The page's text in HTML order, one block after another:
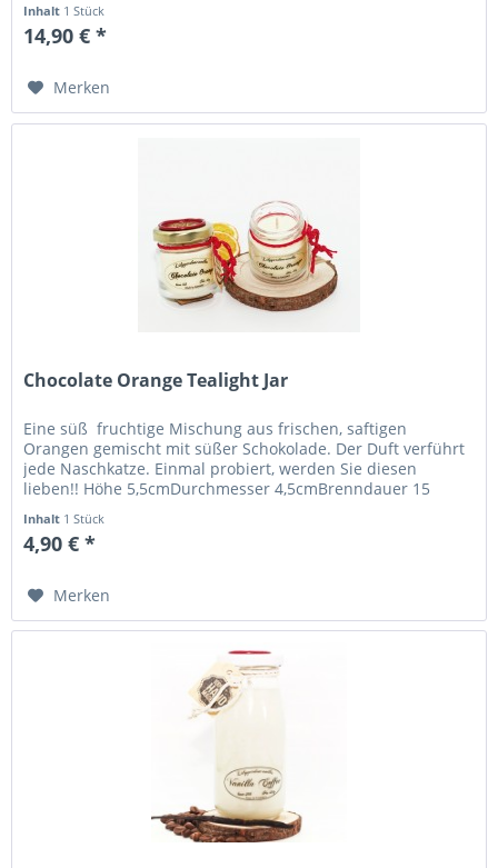
Inhalt 1 Stück
14,90 € *
Merken
Chocolate Orange Tealight Jar
Eine süß  fruchtige Mischung aus frischen, saftigen
Orangen gemischt mit süßer Schokolade. Der Duft verführt
jede Naschkatze. Einmal probiert, werden Sie diesen
lieben!! Höhe 5,5cmDurchmesser 4,5cmBrenndauer 15
Inhalt 1 Stück
4,90 € *
Merken